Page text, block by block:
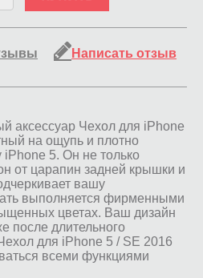
Написать отзыв
аксессуар Чехол для iPhone
на ощупь и плотно
5. Он не только
от царапин задней крышки и
вашу
выполняется фирменными
цветах. Ваш дизайн
после длительного
для iPhone 5 / SE 2016
всеми функциями